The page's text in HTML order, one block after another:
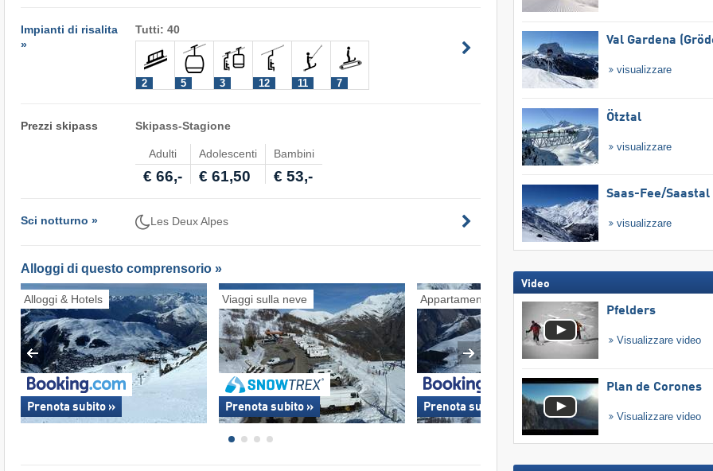
Impianti di risalita
»
Tutti: 40
2 5 3 12 11 7
Prezzi skipass Skipass-Stagione
Adulti Adolescenti Bambini
€ 66,- € 61,50 € 53,-
Sci notturno » Les Deux Alpes
Alloggi di questo comprensorio »
Alloggi & Hotels
Prenota subito »
Viaggi sulla neve
Prenota subito »
Appartamenti vacanze
Prenota subito »
Val Gardena
visualizzare
Ötztal
visualizzare
Saas-Fee/​Saastal
visualizzare
Video
Pfelders
Visualizzare video
Plan de Corones
Visualizzare video